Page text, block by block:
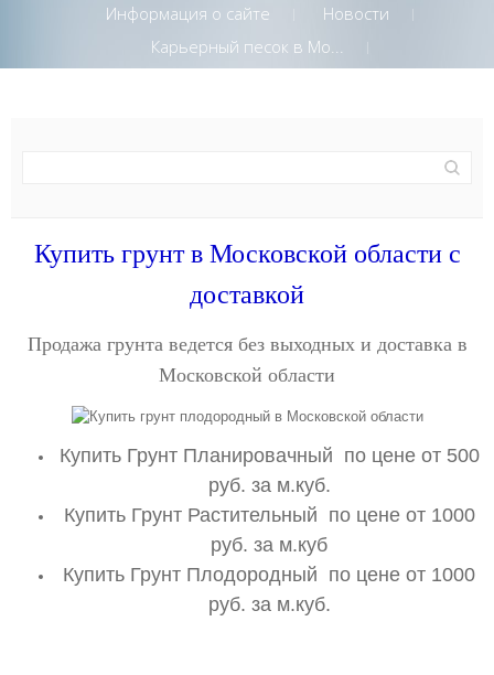
Информация о сайте
Новости
Карьерный песок в Мо...
Купить грунт в Московской области с
доставкой
Продажа грунта ведется без выходных и доставка в
Московской области
Купить Грунт Планировачный по цене от 500
руб. за м.куб.
Купить Грунт Растительный по цене от 1000
руб. за м.куб
Купить Грунт Плодородный по цене от 1000
руб. за м.куб.